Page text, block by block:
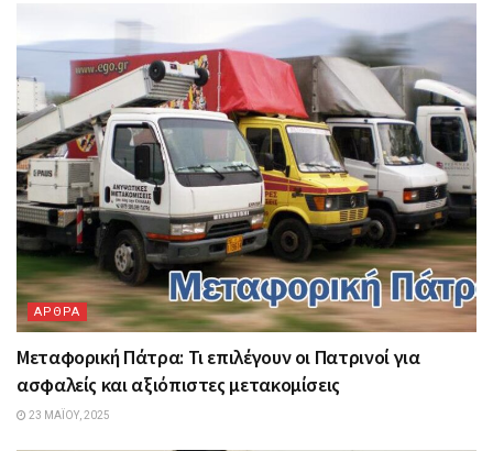
ΑΡΘΡΑ
Μεταφορική Πάτρα: Τι επιλέγουν οι Πατρινοί για
ασφαλείς και αξιόπιστες μετακομίσεις
23 ΜΑΪ́ΟΥ, 2025